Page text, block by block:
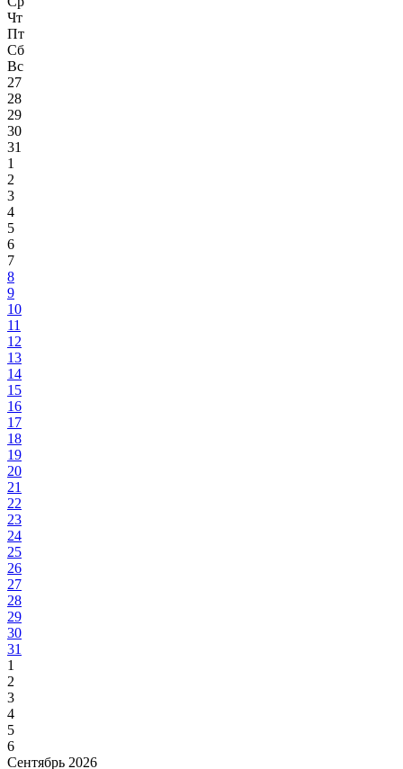
Чт
Пт
Сб
Вс
27
28
29
30
31
1
2
3
4
5
6
7
8
9
10
11
12
13
14
15
16
17
18
19
20
21
22
23
24
25
26
27
28
29
30
31
1
2
3
4
5
6
Сентябрь 2026